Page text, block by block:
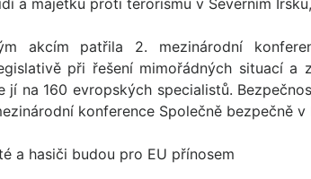
a majetku proti terorismu v Severním
akcím patřila 2. mezinárodní
při řešení mimořádných situací a
jí na 160 evropských specialistů.
konference Společně bezpečně v
a hasiči budou pro EU přínosem